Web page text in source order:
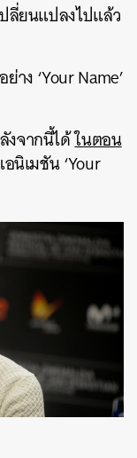
ลี่ยนแปลงไปแล้ว
าง ‘Your Name’
งจากนี้ได้ในตอน
นิเมชัน ‘Your